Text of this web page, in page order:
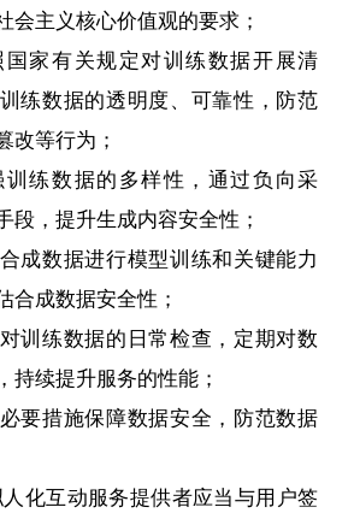
会主义核心价值观的要求；
有关规定对训练数据开展清
练数据的透明度、可靠性，防范
改等行为；
数据的多样性，通过负向采
段，提升生成内容安全性；
数据进行模型训练和关键能力
合成数据安全性；
练数据的日常检查，定期对数
持续提升服务的性能；
措施保障数据安全，防范数据
互动服务提供者应当与用户签